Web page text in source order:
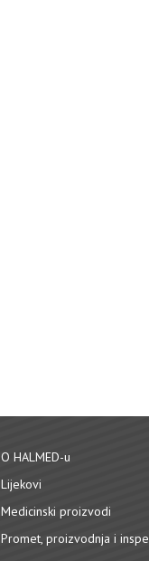
O HALMED-u
Lijekovi
Medicinski proizvodi
Promet, proizvodnja i